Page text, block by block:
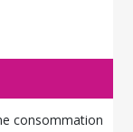
consommation